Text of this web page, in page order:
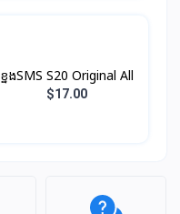
ខ្នងSMS S20 Original All
$17.00